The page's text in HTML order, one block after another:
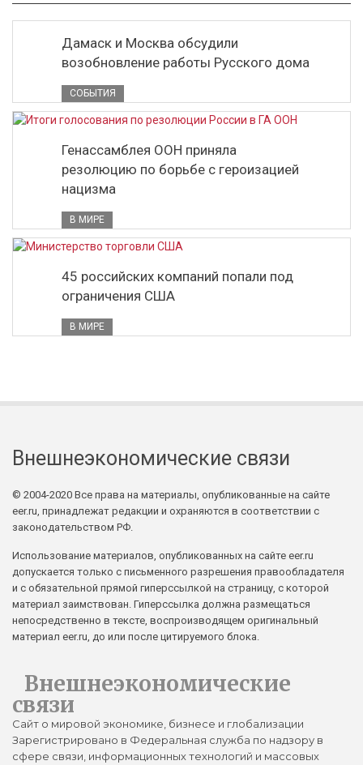
Дамаск и Москва обсудили
возобновление работы Русского дома
СОБЫТИЯ
Генассамблея ООН приняла
резолюцию по борьбе с героизацией
нацизма
В МИРЕ
45 российских компаний попали под
ограничения США
В МИРЕ
Внешнеэкономические связи
© 2004-2020 Все права на материалы, опубликованные на сайте
eer.ru, принадлежат редакции и охраняются в соответствии с
законодательством РФ.
Использование материалов, опубликованных на сайте eer.ru
допускается только с письменного разрешения правообладателя
и с обязательной прямой гиперссылкой на страницу, с которой
материал заимствован. Гиперссылка должна размещаться
непосредственно в тексте, воспроизводящем оригинальный
материал eer.ru, до или после цитируемого блока.
Внешнеэкономические
связи
Сайт о мировой экономике, бизнесе и глобализации
Зарегистрировано в Федеральная служба по надзору в
сфере связи, информационных технологий и массовых